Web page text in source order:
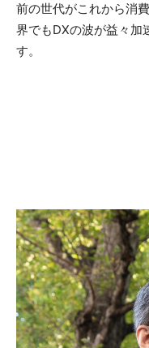
前の世代がこれから消
界でもDXの波が益々加
す。